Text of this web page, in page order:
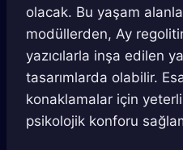
olacak. Bu yaşam
modüllerden, Ay
yazıcılarla inşa edilen
tasarımlarda olabilir.
konaklamalar için
psikolojik konforu